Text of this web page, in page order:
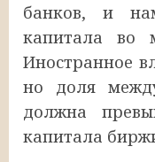
банков, и
капитала во
Иностранное
но доля
должна
капитала